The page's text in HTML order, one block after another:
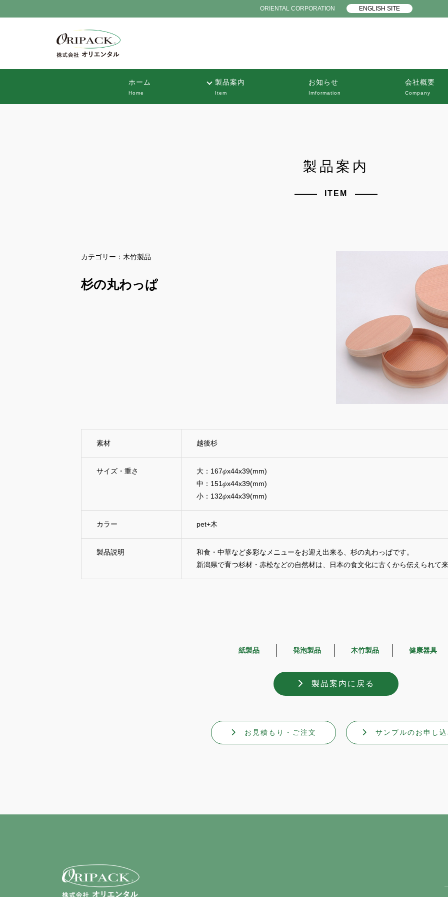
ORIENTAL CORPORATION ENGLISH SITE
ホーム
Home
製品案内
Item
お知らせ
Imformation
会社概要
Company
製品案内
ITEM
カテゴリー： 木竹製品
杉の丸わっぱ
素材 越後杉
サイズ・重さ
大：167𝜙x44x39(mm)
中：151𝜙x44x39(mm)
小：132𝜙x44x39(mm)
カラー pet+木
製品説明
和食・中華など多彩なメニューをお迎え出来る、杉の丸わっぱです。
新潟県で育つ杉材・赤松などの自然材は、日本の食文化に古くから伝えられて来
紙製品 発泡製品 木竹製品 健康器具
製品案内に戻る
お見積もり・ご注文 サンプルのお申し込